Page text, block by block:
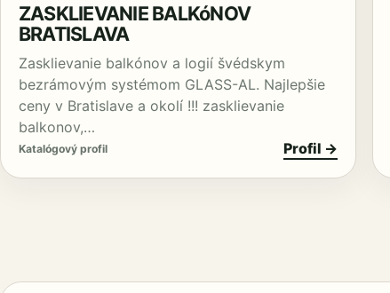
ZASKLIEVANIE BALKóNOV
BRATISLAVA
Zasklievanie balkónov a logií švédskym
bezrámovým systémom GLASS-AL. Najlepšie
ceny v Bratislave a okolí !!! zasklievanie
balkonov,…
Katalógový profil Profil →